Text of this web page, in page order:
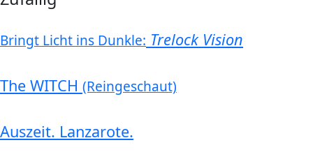
Bringt Licht ins Dunkle: Trelock Vision
The WITCH (Reingeschaut)
Auszeit. Lanzarote.